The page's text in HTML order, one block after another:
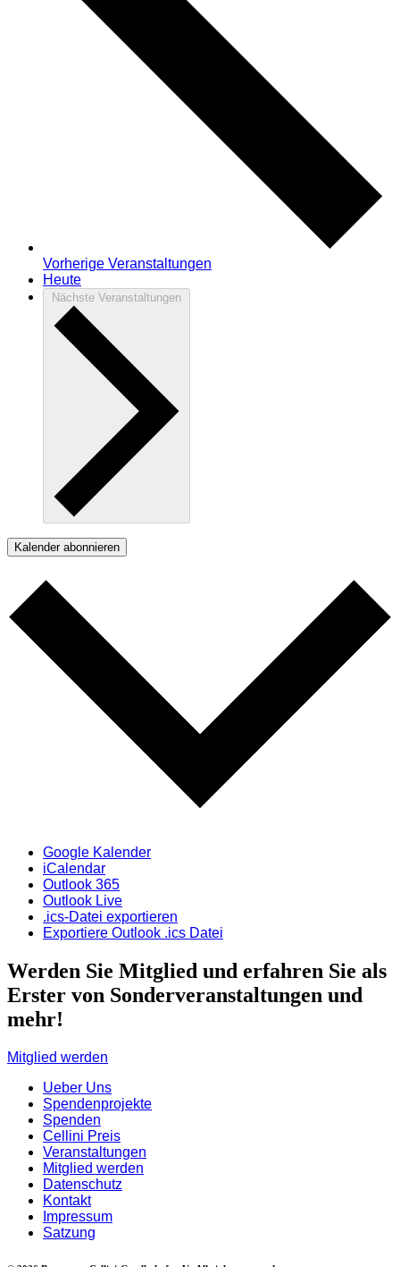
Vorherige Veranstaltungen
Heute
Nächste Veranstaltungen
Kalender abonnieren
Google Kalender
iCalendar
Outlook 365
Outlook Live
.ics-Datei exportieren
Exportiere Outlook .ics Datei
Werden Sie Mitglied und erfahren Sie als
Erster von Sonderveranstaltungen und
mehr!
Mitglied werden
Ueber Uns
Spendenprojekte
Spenden
Cellini Preis
Veranstaltungen
Mitglied werden
Datenschutz
Kontakt
Impressum
Satzung